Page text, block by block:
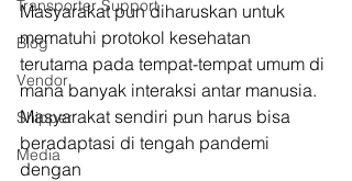
Transporter Support
Blog
Vendor
Shipper
Media
Masyarakat pun diharuskan untuk
mematuhi protokol kesehatan
terutama pada tempat-tempat umum di
mana banyak interaksi antar manusia.
Masyarakat sendiri pun harus bisa
beradaptasi di tengah pandemi
dengan